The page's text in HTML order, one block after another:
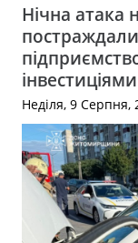
Нічна
інвестиціями
Неділя, 9 Серпня,